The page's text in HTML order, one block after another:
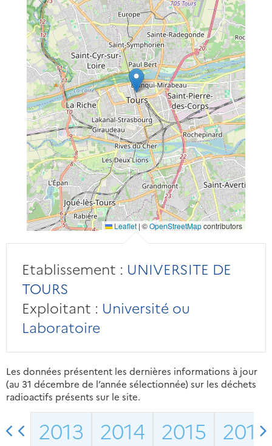
Leaflet | ©OpenStreetMapcontributors
Etablissement : UNIVERSITE DE
TOURS
Exploitant : Université ou
Laboratoire
Les données présentent les dernières informations à jour
(au 31 décembre de l’année sélectionnée) sur les déchets
radioactifs présents sur le site.
2013 2014 2015 2016